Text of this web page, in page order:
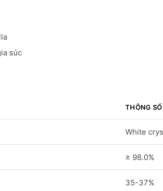
súc
THÔNG
White
≥ 98.0%
35-37%